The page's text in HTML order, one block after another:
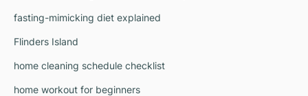
fasting-mimicking diet explained
Flinders Island
home cleaning schedule checklist
home workout for beginners